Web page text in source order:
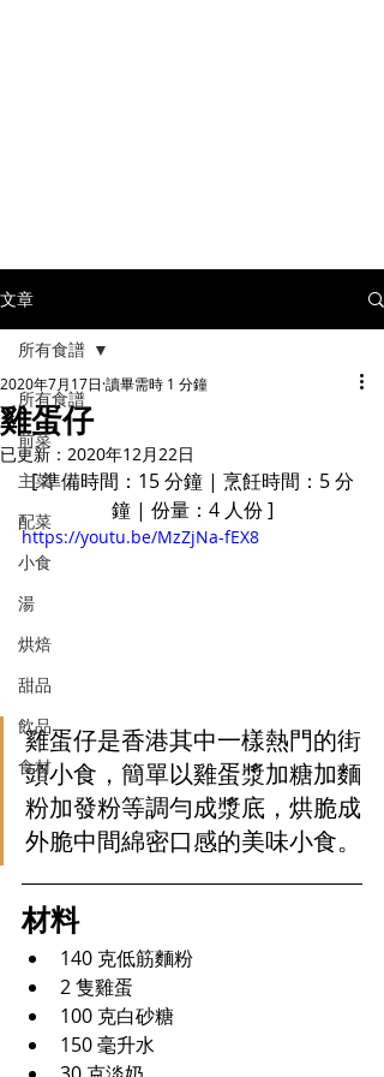
文章
所有食譜
前菜
主菜
配菜
小食
湯
烘焙
甜品
飲品
食材
所有食譜
雞蛋仔
2020年7月17日 讀畢需時 1 分鐘
已更新： 2020年12月22日
[ 準備時間：15 分鐘 | 烹飪時間：5 分
鐘 | 份量：4 人份 ]
https://youtu.be/MzZjNa-fEX8
雞蛋仔是香港其中一樣熱門的街
頭小食，簡單以雞蛋漿加糖加麵
粉加發粉等調勻成漿底，烘脆成
外脆中間綿密口感的美味小食。
材料
140 克低筋麵粉
2 隻雞蛋
100 克白砂糖
150 毫升水